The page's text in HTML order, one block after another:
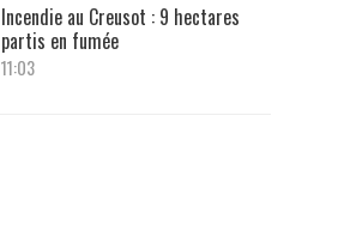
Incendie au Creusot : 9 hectares
partis en fumée
11:03